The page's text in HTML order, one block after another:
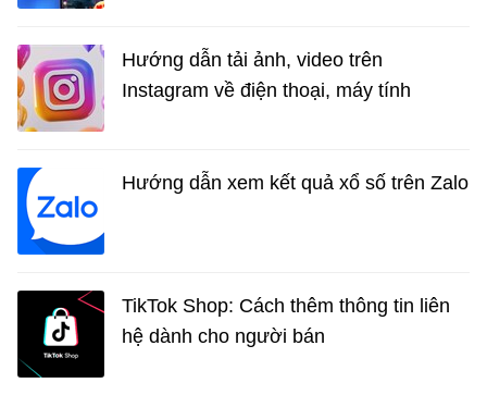
Hướng dẫn tải ảnh, video trên
Instagram về điện thoại, máy tính
Hướng dẫn xem kết quả xổ số trên Zalo
TikTok Shop: Cách thêm thông tin liên
hệ dành cho người bán